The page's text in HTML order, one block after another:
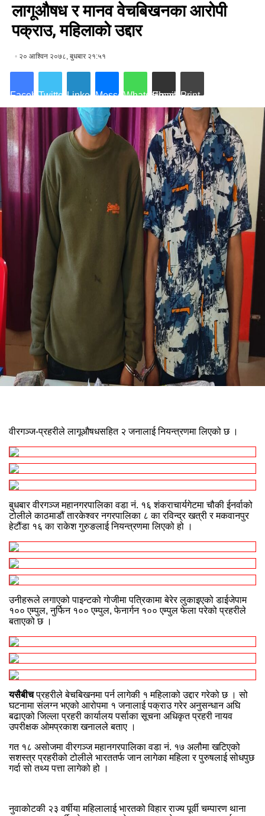
लागूऔषध र मानव वेचबिखनका आरोपी
पक्राउ, महिलाको उद्दार
२० आश्विन २०७८, बुधबार २१:५१
Facebook
Twitter LinkedInMessengerWhatsApp
Share via Email Print
वीरगञ्ज-प्रहरीले लागूऔषधसहित २ जनालाई नियन्त्रणमा लिएको छ ।
बुधबार वीरगञ्ज महानगरपालिका वडा नं. १६ शंकराचार्यगेटमा चौकी ईनर्वाको
टोलीले काठमाडौं तारकेश्वर नगरपालिका ८ का रविन्द्र खत्री र मकवानपुर
हेटौंडा १६ का राकेश गुरुङलाई नियन्त्रणमा लिएको हो ।
उनीहरूले लगाएको पाइन्टको गोजीमा पत्रिकामा बेरेर लुकाइएको डाईजेपाम
१०० एम्पुल, नुर्फिन १०० एम्पुल, फेनार्गन १०० एम्पुल फेला परेको प्रहरीले
बताएको छ ।
यसैबीचप्रहरीले बेचबिखनमा पर्न लागेकी १ महिलाको उद्दार गरेको छ । सो
घटनामा संलग्न भएको आरोपमा १ जनालाई पक्राउ गरेर अनुसन्धान अघि
बढाएको जिल्ला प्रहरी कार्यालय पर्साका सूचना अधिकृत प्रहरी नायव
उपरीक्षक ओमप्रकाश खनालले बताए ।
गत १८ असोजमा वीरगञ्ज महानगरपालिका वडा नं. १७ अलौमा खटिएको
सशस्त्र प्रहरीको टोलीले भारततर्फ जान लागेका महिला र पुरुषलाई सोधपुछ
गर्दा सो तथ्य पत्ता लागेको हो ।
नुवाकोटकी २३ वर्षीया महिलालाई भारतको विहार राज्य पूर्वी चम्पारण थाना